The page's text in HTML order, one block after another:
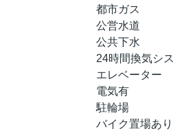
都市ガス
公営水道
公共下水
24時間換気シ
エレベーター
電気有
駐輪場
バイク置場あり